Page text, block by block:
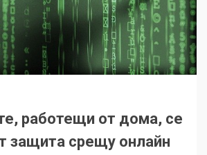
работещи от дома, се
защита срещу онлайн